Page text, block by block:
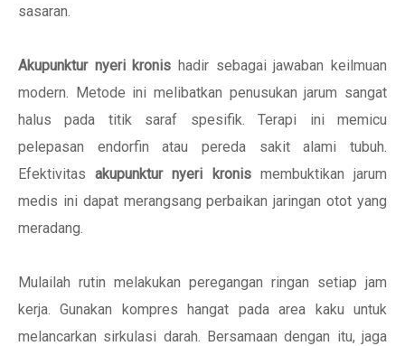
sasaran.
Akupunktur nyeri kronis hadir sebagai jawaban keilmuan
modern. Metode ini melibatkan penusukan jarum sangat
halus pada titik saraf spesifik. Terapi ini memicu
pelepasan endorfin atau pereda sakit alami tubuh.
Efektivitasakupunktur nyeri kronismembuktikan jarum
medis ini dapat merangsang perbaikan jaringan otot yang
meradang.
Mulailah rutin melakukan peregangan ringan setiap jam
kerja. Gunakan kompres hangat pada area kaku untuk
melancarkan sirkulasi darah. Bersamaan dengan itu, jaga